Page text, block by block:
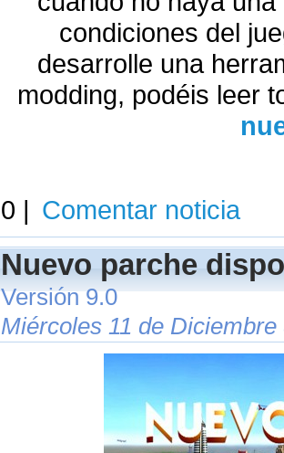
condiciones del
desarrolle una
modding, podéis leer
0 | Comentar noticia
Nuevo parche
Versión 9.0
Miércoles 11 de